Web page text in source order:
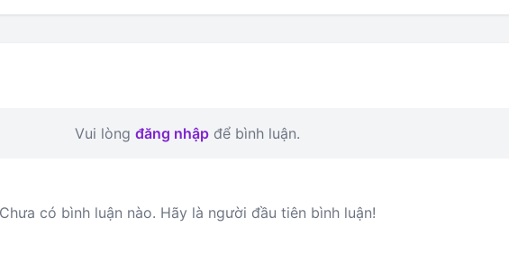
Vui lòng đăng nhập để bình luận.
Chưa có bình luận nào. Hãy là người đầu tiên bình luận!